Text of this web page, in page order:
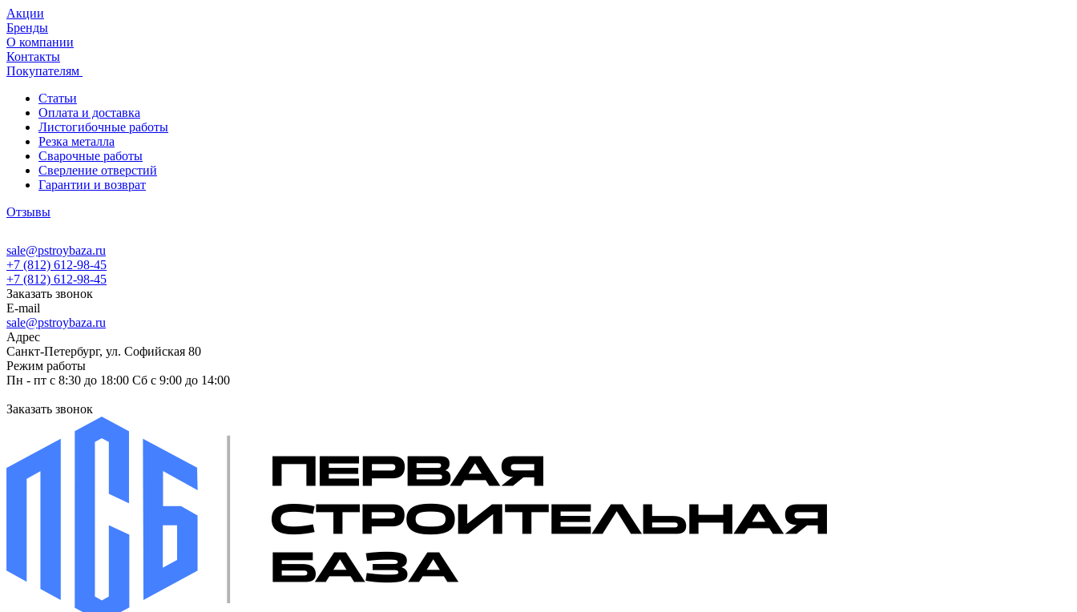
Акции
Бренды
О компании
Контакты
Покупателям
Статьи
Оплата и доставка
Листогибочные работы
Резка металла
Сварочные работы
Сверление отверстий
Гарантии и возврат
Отзывы
sale@pstroybaza.ru
+7 (812) 612-98-45
+7 (812) 612-98-45
Заказать звонок
E-mail
sale@pstroybaza.ru
Адрес
Санкт-Петербург, ул. Софийская 80
Режим работы
Пн - пт с 8:30 до 18:00 Сб с 9:00 до 14:00
Заказать звонок